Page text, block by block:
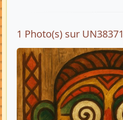
1 Photo(s) sur UN38371